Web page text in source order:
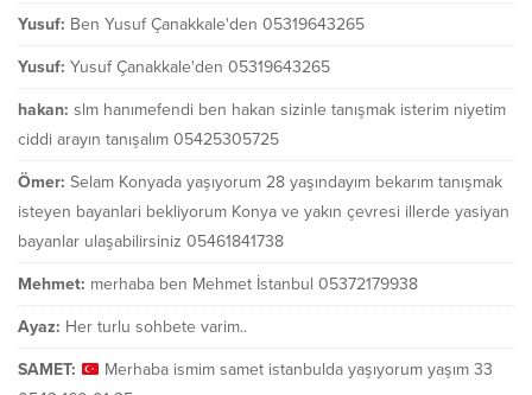
Yusuf: Ben Yusuf Çanakkale'den 05319643265
Yusuf: Yusuf Çanakkale'den 05319643265
hakan: slm hanımefendi ben hakan sizinle tanışmak isterim niyetim
ciddi arayın tanışalım 05425305725
Ömer: Selam Konyada yaşıyorum 28 yaşındayım bekarım tanışmak
isteyen bayanlari bekliyorum Konya ve yakın çevresi illerde yasiyan
bayanlar ulaşabilirsiniz 05461841738
Mehmet: merhaba ben Mehmet İstanbul 05372179938
Ayaz: Her turlu sohbete varim..
SAMET:
Merhaba ismim samet istanbulda yaşıyorum yaşım 33